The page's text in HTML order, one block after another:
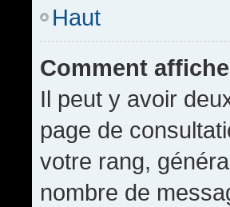
Haut
Comment
Il peut y avoir
page de
votre rang,
nombre de